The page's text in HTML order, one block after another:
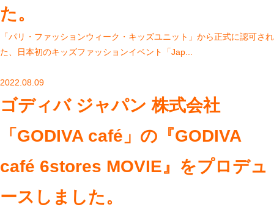
た。
「パリ・ファッションウィーク・キッズユニット」から正式に認可され
た、日本初のキッズファッションイベント「Jap...
2022.08.09
ゴディバ ジャパン 株式会社
「GODIVA café」の『GODIVA
café 6stores MOVIE』をプロデュ
ースしました。